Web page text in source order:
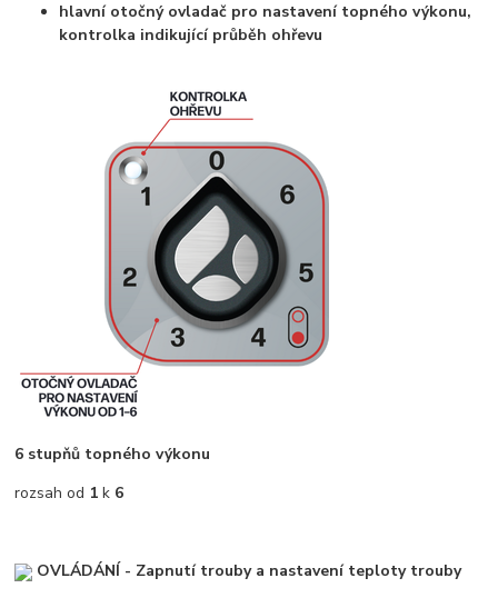
hlavní otočný ovladač pro nastavení topného výkonu,
kontrolka indikující průběh ohřevu
6 stupňů topného výkonu
rozsah od 1k 6
OVLÁDÁNÍ - Zapnutí trouby a nastavení teploty trouby